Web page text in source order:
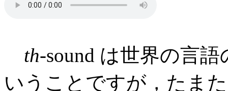
th-sound は世界の言
いうことですが，たま